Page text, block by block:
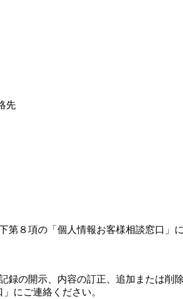
先
８項の「個人情報お客様相談窓口」
の開示、内容の訂正、追加または
にご連絡ください。